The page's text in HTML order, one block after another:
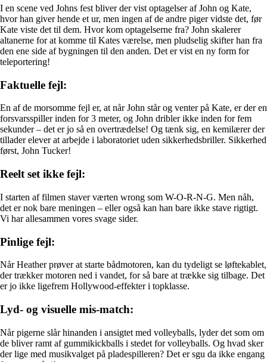
I en scene ved Johns fest bliver der vist optagelser af John og Kate,
hvor han giver hende et ur, men ingen af de andre piger vidste det, før
Kate viste det til dem. Hvor kom optagelserne fra? John skalerer
altanerne for at komme til Kates værelse, men pludselig skifter han fra
den ene side af bygningen til den anden. Det er vist en ny form for
teleportering!
Faktuelle fejl:
En af de morsomme fejl er, at når John står og venter på Kate, er der en
forsvarsspiller inden for 3 meter, og John dribler ikke inden for fem
sekunder – det er jo så en overtrædelse! Og tænk sig, en kemilærer der
tillader elever at arbejde i laboratoriet uden sikkerhedsbriller. Sikkerhed
først, John Tucker!
Reelt set ikke fejl:
I starten af filmen staver værten wrong som W-O-R-N-G. Men nåh,
det er nok bare meningen – eller også kan han bare ikke stave rigtigt.
Vi har allesammen vores svage sider.
Pinlige fejl:
Når Heather prøver at starte bådmotoren, kan du tydeligt se løftekablet,
der trækker motoren ned i vandet, for så bare at trække sig tilbage. Det
er jo ikke ligefrem Hollywood-effekter i topklasse.
Lyd- og visuelle mis-match:
Når pigerne slår hinanden i ansigtet med volleyballs, lyder det som om
de bliver ramt af gummikickballs i stedet for volleyballs. Og hvad sker
der lige med musikvalget på pladespilleren? Det er sgu da ikke engang